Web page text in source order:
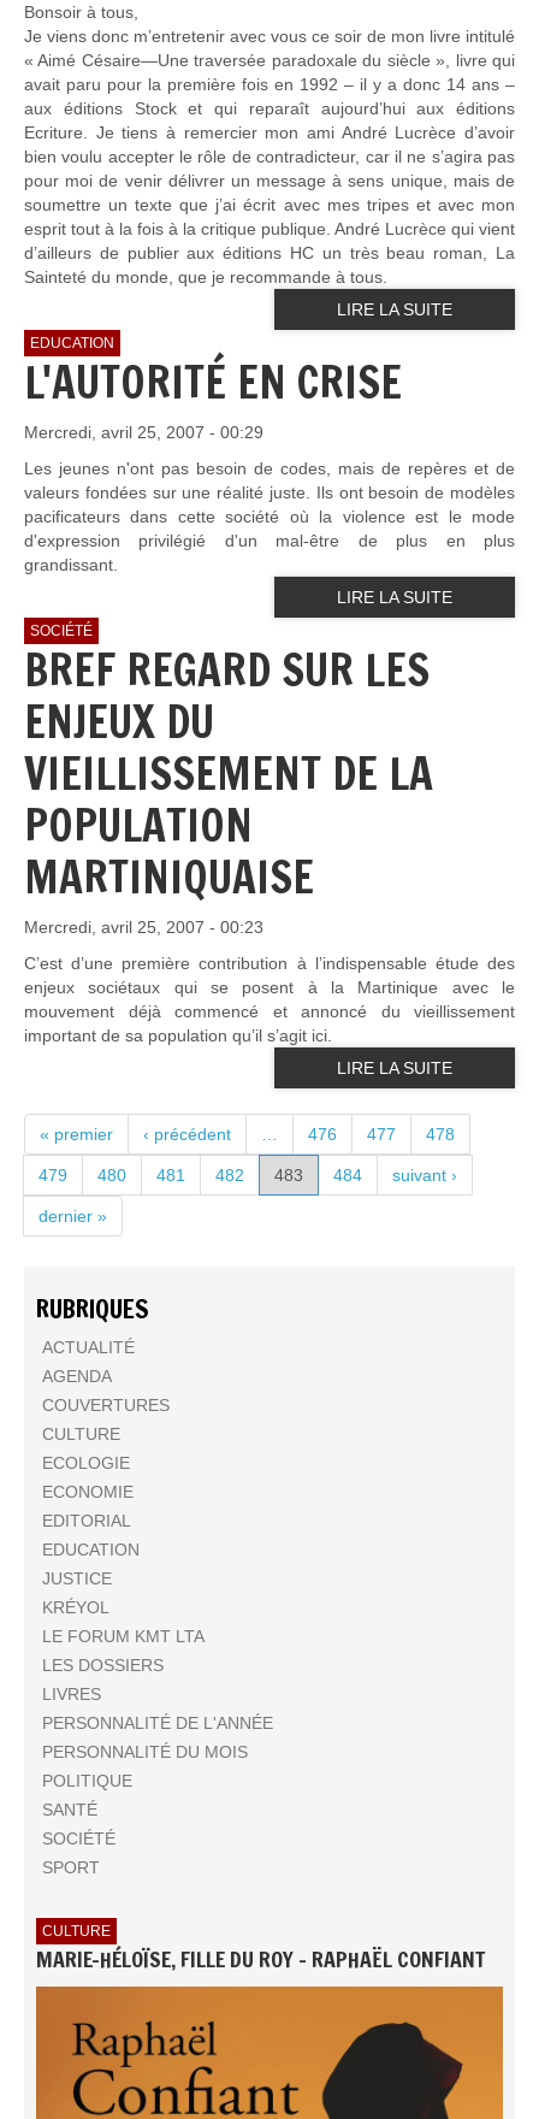
Bonsoir à tous,
Je viens donc m’entretenir avec vous ce soir de mon livre intitulé
« Aimé Césaire—Une traversée paradoxale du siècle », livre qui
avait paru pour la première fois en 1992 – il y a donc 14 ans –
aux éditions Stock et qui reparaît aujourd’hui aux éditions
Ecriture. Je tiens à remercier mon ami André Lucrèce d’avoir
bien voulu accepter le rôle de contradicteur, car il ne s’agira pas
pour moi de venir délivrer un message à sens unique, mais de
soumettre un texte que j’ai écrit avec mes tripes et avec mon
esprit tout à la fois à la critique publique. André Lucrèce qui vient
d’ailleurs de publier aux éditions HC un très beau roman, La
Sainteté du monde, que je recommande à tous.
LIRE LA SUITE
EDUCATION
L'AUTORITÉ EN CRISE
Mercredi, avril 25, 2007 - 00:29
Les jeunes n'ont pas besoin de codes, mais de repères et de
valeurs fondées sur une réalité juste. Ils ont besoin de modèles
pacificateurs dans cette société où la violence est le mode
d'expression privilégié d'un mal-être de plus en plus
grandissant.
LIRE LA SUITE
SOCIÉTÉ
BREF REGARD SUR LES
ENJEUX DU
VIEILLISSEMENT DE LA
POPULATION
MARTINIQUAISE
Mercredi, avril 25, 2007 - 00:23
C’est d’une première contribution à l’indispensable étude des
enjeux sociétaux qui se posent à la Martinique avec le
mouvement déjà commencé et annoncé du vieillissement
important de sa population qu’il s’agit ici.
LIRE LA SUITE
PAGES
« premier ‹ précédent 476 477 478
479 480 481 482 483 484 suivant ›
dernier »
RUBRIQUES
ACTUALITÉ
AGENDA
COUVERTURES
CULTURE
ECOLOGIE
ECONOMIE
EDITORIAL
EDUCATION
JUSTICE
KRÉYOL
LE FORUM KMT LTA
LES DOSSIERS
LIVRES
PERSONNALITÉ DE L'ANNÉE
PERSONNALITÉ DU MOIS
POLITIQUE
SANTÉ
SOCIÉTÉ
SPORT
CULTURE
MARIE-HÉLOÏSE, FILLE DU ROY - RAPHAËL CONFIANT